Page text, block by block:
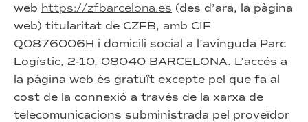
web https://zfbarcelona.es (des d’ara, la pàgina
web) titularitat de CZFB, amb CIF
Q0876006H i domicili social a l’avinguda Parc
Logístic, 2-10, 08040 BARCELONA. L’accés a
la pàgina web és gratuït excepte pel que fa al
cost de la connexió a través de la xarxa de
telecomunicacions subministrada pel proveïdor